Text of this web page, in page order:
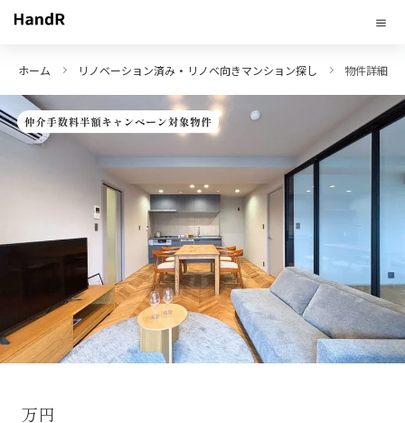
ホーム リノベーション済み・リノベ向きマンション探し 物件詳細
万円